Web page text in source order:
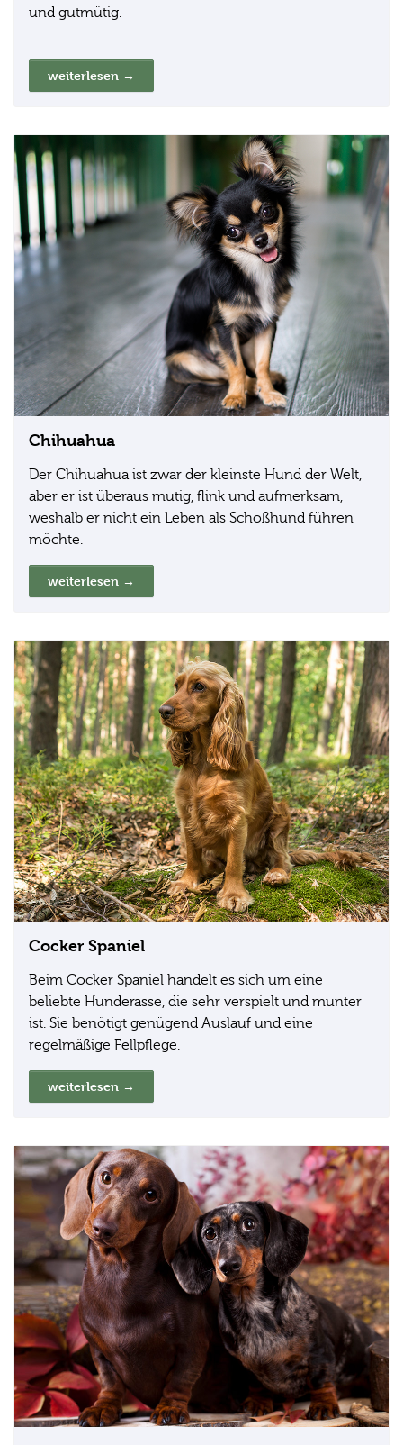
und gutmütig.
weiterlesen →
Chihuahua
Der Chihuahua ist zwar der kleinste Hund der Welt,
aber er ist überaus mutig, flink und aufmerksam,
weshalb er nicht ein Leben als Schoßhund führen
möchte.
weiterlesen →
Cocker Spaniel
Beim Cocker Spaniel handelt es sich um eine
beliebte Hunderasse, die sehr verspielt und munter
ist. Sie benötigt genügend Auslauf und eine
regelmäßige Fellpflege.
weiterlesen →